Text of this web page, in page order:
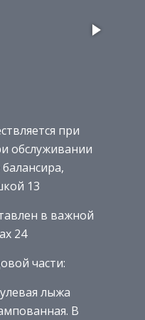
при
обслуживании
13
в важной
24
части:
лыжа
В